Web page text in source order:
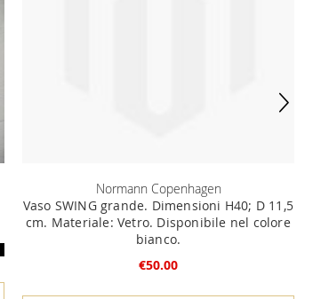
Normann Copenhagen
Vaso SWING grande. Dimensioni H40; D 11,5
cm. Materiale: Vetro. Disponibile nel colore
bianco.
€50.00